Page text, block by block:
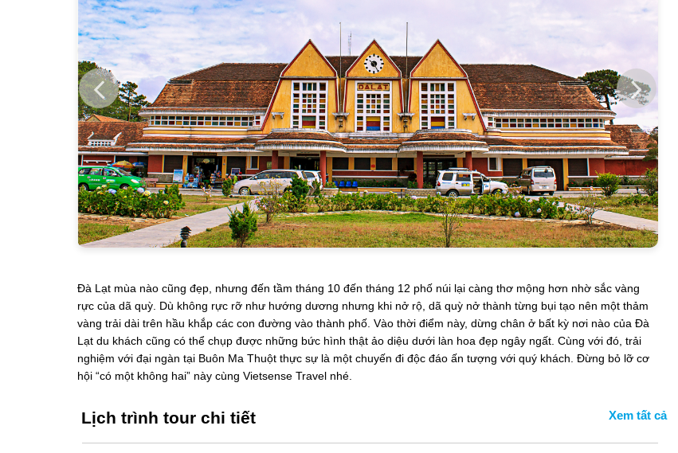
Đà Lạt mùa nào cũng đẹp, nhưng đến tầm tháng 10 đến tháng 12 phố núi lại càng thơ mộng hơn nhờ sắc vàng
rực của dã quỳ. Dù không rực rỡ như hướng dương nhưng khi nở rộ, dã quỳ nở thành từng bụi tạo nên một thảm
vàng trải dài trên hầu khắp các con đường vào thành phố. Vào thời điểm này, dừng chân ở bất kỳ nơi nào của Đà
Lạt du khách cũng có thể chụp được những bức hình thật ảo diệu dưới làn hoa đẹp ngây ngất. Cùng với đó, trải
nghiệm với đại ngàn tại Buôn Ma Thuột thực sự là một chuyến đi độc đáo ấn tượng với quý khách. Đừng bỏ lỡ cơ
hội “có một không hai” này cùng Vietsense Travel nhé.
Lịch trình tour chi tiết